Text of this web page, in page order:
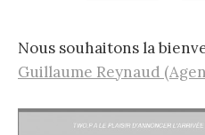
Nous souhaitons la
Guillaume Reynaud